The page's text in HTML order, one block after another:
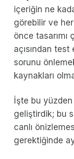
içeriğin ne
görebilir ve
önce tasarımı
açısından
sorunu
kaynakları
İşte bu
geliştirdik; bu
canlı
gerektiğinde